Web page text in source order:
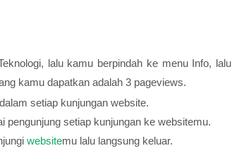
lalu kamu berpindah ke menu Info, lalu
kamu dapatkan adalah 3 pageviews.
setiap kunjungan website.
pengunjung setiap kunjungan ke websitemu.
websitemu lalu langsung keluar.